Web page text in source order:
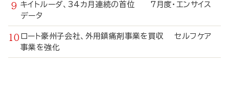
キイトルーダ、34カ月連続の首位 7月度・エンサイス
データ
ロート豪州子会社、外用鎮痛剤事業を買収 セルフケア
事業を強化